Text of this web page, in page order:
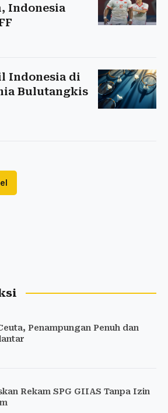
Indonesia
Indonesia di
Bulutangkis
Penampungan Penuh dan
Rekam SPG GIIAS Tanpa Izin